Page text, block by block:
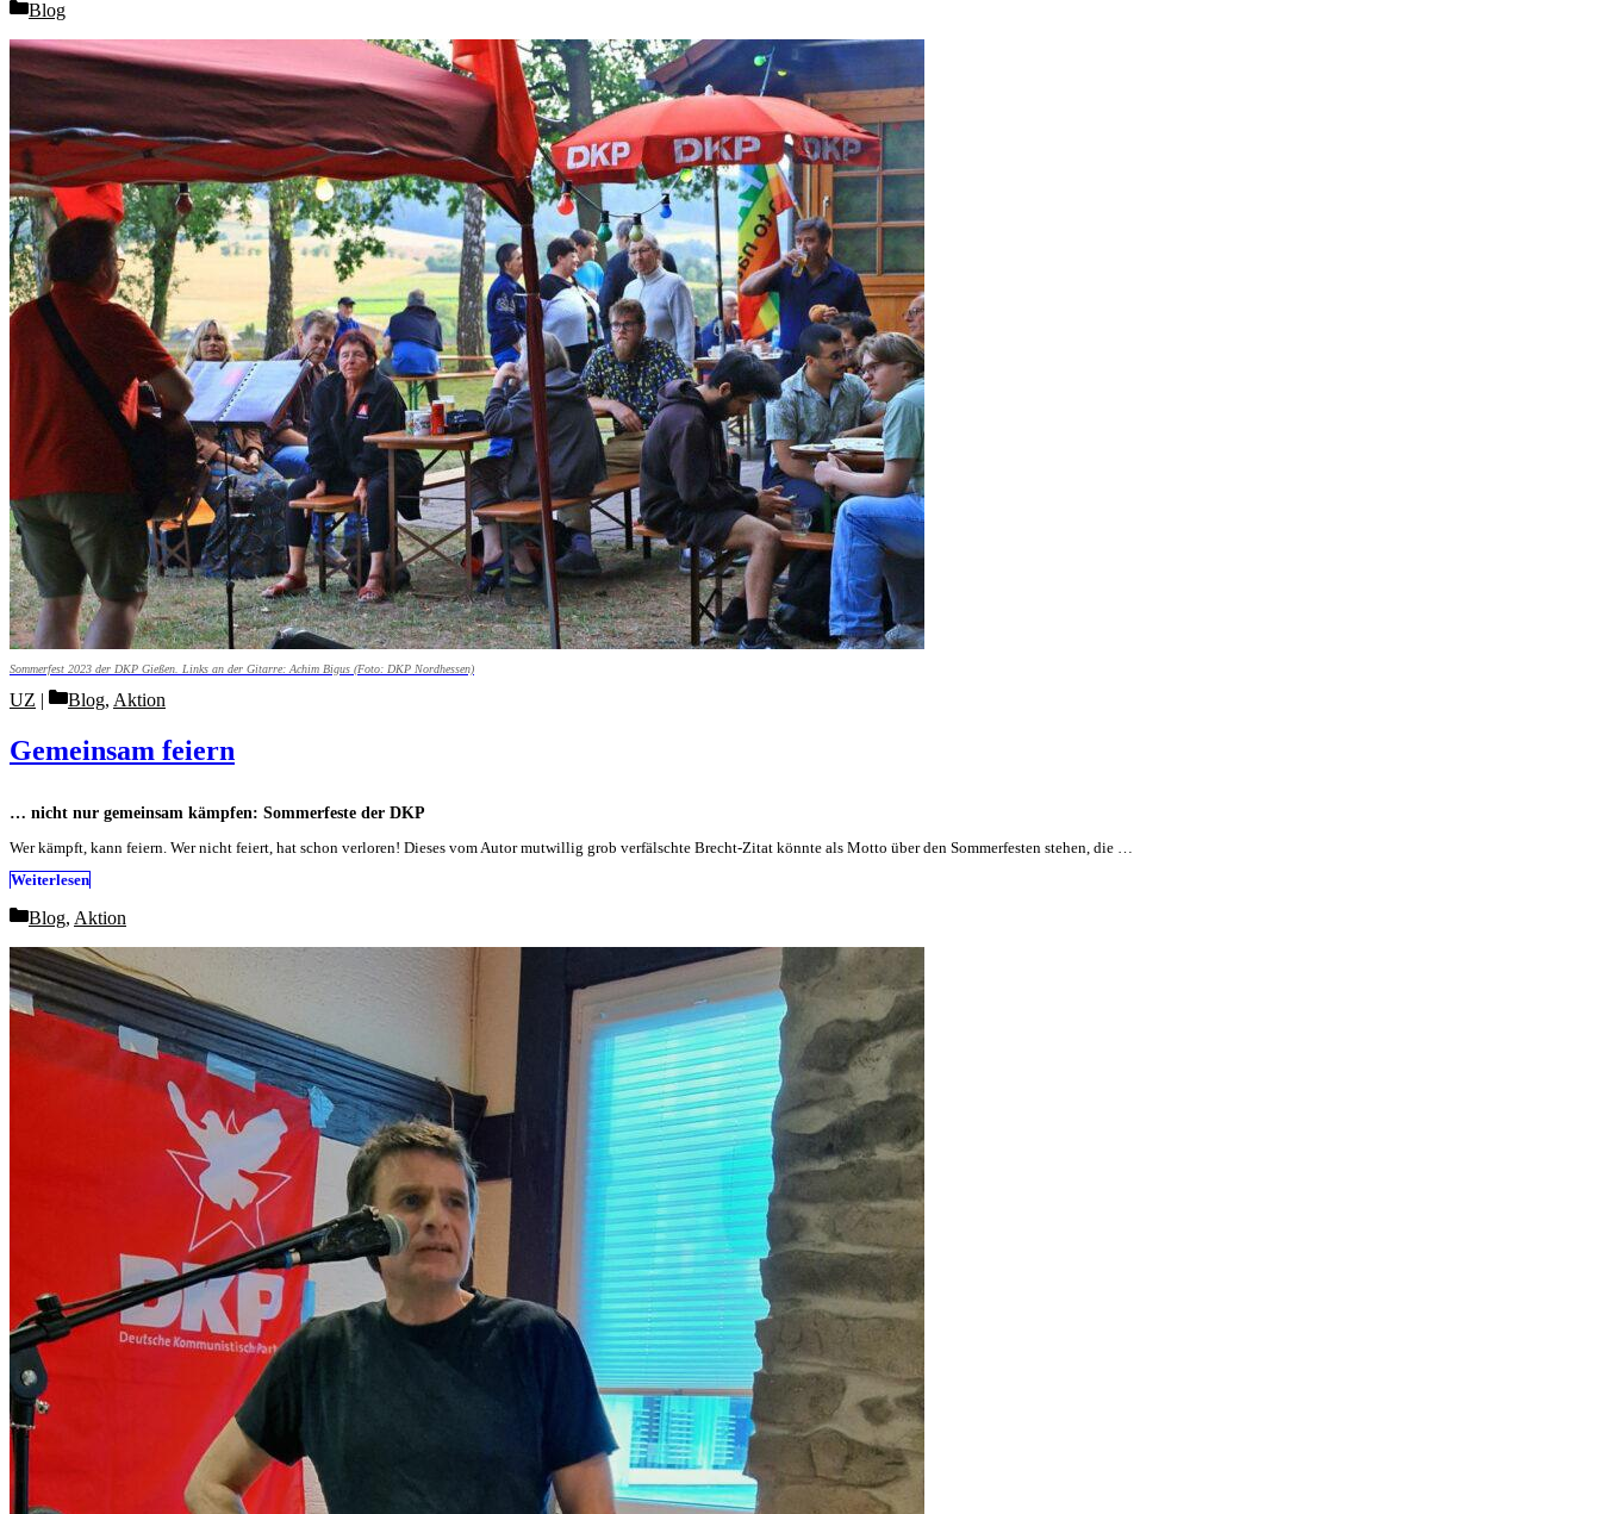
Categories
Blog
Sommerfest 2023 der DKP Gießen. Links an der Gitarre: Achim Bigus (Foto: DKP Nordhessen)
… nicht nur gemeinsam kämpfen: Sommerfeste der DKP
Gemeinsam feiern
UZ Categories
Blog, Aktion
Wer kämpft, kann feiern. Wer nicht feiert, hat schon verloren! Dieses vom Autor mutwillig grob verfälschte Brecht-Zitat könnte als Motto über den Sommerfesten stehen, die …
Weiterlesen
Categories
Blog, Aktion